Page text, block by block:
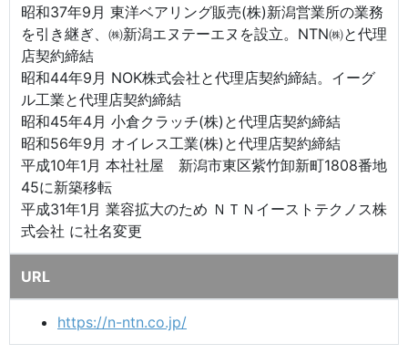
昭和37年9月 東洋ベアリング販売(株)新潟営業所の業務
を引き継ぎ、㈱新潟エヌテーエヌを設立。NTN㈱と代理
店契約締結
昭和44年9月 NOK株式会社と代理店契約締結。イーグ
ル工業と代理店契約締結
昭和45年4月 小倉クラッチ(株)と代理店契約締結
昭和56年9月 オイレス工業(株)と代理店契約締結
平成10年1月 本社社屋 新潟市東区紫竹卸新町1808番地
45に新築移転
平成31年1月 業容拡大のため ＮＴＮイーストテクノス株
式会社 に社名変更
URL
https://n-ntn.co.jp/